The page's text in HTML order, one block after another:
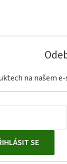
na našem e-
SE